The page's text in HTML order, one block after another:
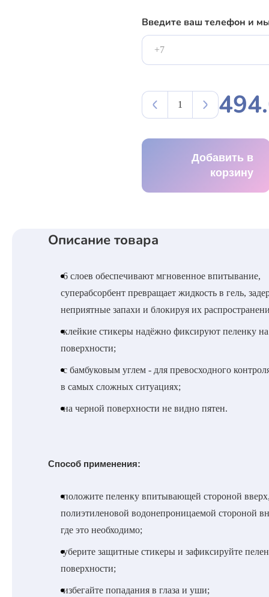
Введите ваш телефон и
Добавить в
корзину
Описание товара
6 слоев обеспечивают мгновенное впитывание,
суперабсорбент превращает жидкость в гель,
неприятные запахи и блокируя их
клейкие стикеры надёжно фиксируют пеленку на
поверхности;
с бамбуковым углем - для превосходного
в самых сложных ситуациях;
на черной поверхности не видно пятен.
Способ применения:
положите пеленку впитывающей стороной
полиэтиленовой водонепроницаемой стороной
где это необходимо;
уберите защитные стикеры и зафиксируйте
поверхности;
избегайте попадания в глаза и уши;